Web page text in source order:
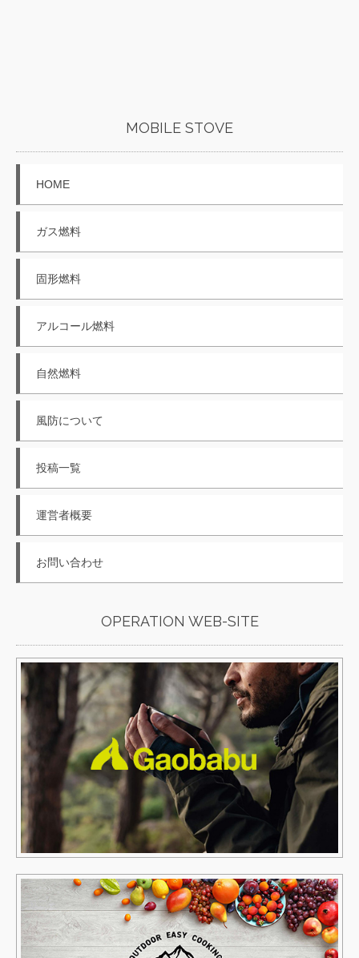
MOBILE STOVE
HOME
ガス燃料
固形燃料
アルコール燃料
自然燃料
風防について
投稿一覧
運営者概要
お問い合わせ
OPERATION WEB-SITE